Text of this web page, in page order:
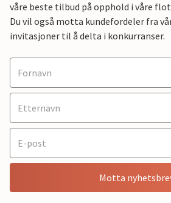
våre beste tilbud på opphold i våre
Du vil også motta kundefordeler fra
invitasjoner til å delta i konkurranser.
Motta